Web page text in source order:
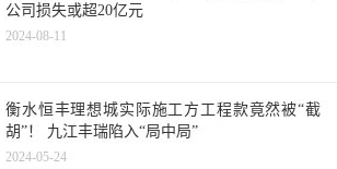
公司损失或超20亿元
2024-08-11
衡水恒丰理想城实际施工方工程款竟然被“截
胡”！ 九江丰瑞陷入“局中局”
2024-05-24